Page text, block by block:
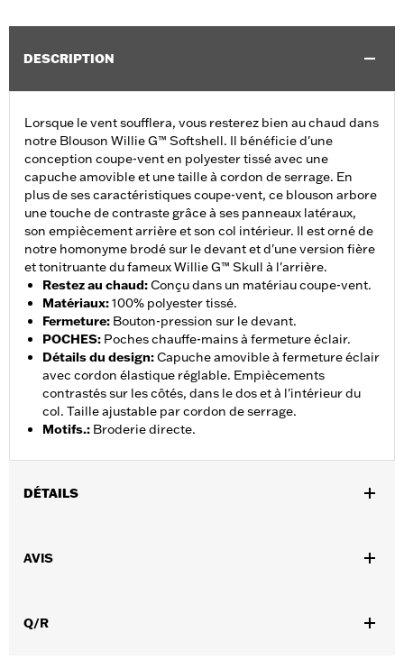
DESCRIPTION
Lorsque le vent soufflera, vous resterez bien au chaud dans
notre Blouson Willie G™ Softshell. Il bénéficie d'une
conception coupe-vent en polyester tissé avec une
capuche amovible et une taille à cordon de serrage. En
plus de ses caractéristiques coupe-vent, ce blouson arbore
une touche de contraste grâce à ses panneaux latéraux,
son empiècement arrière et son col intérieur. Il est orné de
notre homonyme brodé sur le devant et d'une version fière
et tonitruante du fameux Willie G™ Skull à l'arrière.
Restez au chaud:Conçu dans un matériau coupe-vent.
Matériaux:100% polyester tissé.
Fermeture: Bouton-pression sur le devant.
POCHES: Poches chauffe-mains à fermeture éclair.
Détails du design:Capuche amovible à fermeture éclair
avec cordon élastique réglable. Empiècements
contrastés sur les côtés, dans le dos et à l'intérieur du
col. Taille ajustable par cordon de serrage.
Motifs.: Broderie directe.
DÉTAILS
Caractéristiques fonctionnelles:
GARANTIE:
www.h-
AVIS
Q/R